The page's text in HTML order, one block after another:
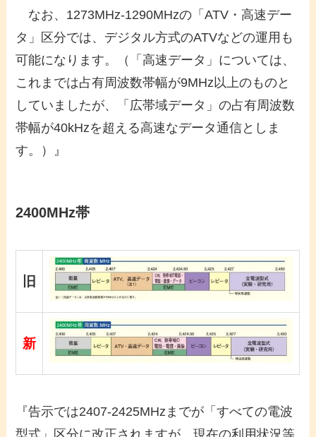
なお、1273MHz-1290MHzの「ATV・高速デー
タ」区分では、デジタル方式のATVなどの運用も
可能になります。（「高速データ」については、
これまでは占有周波数帯幅が9MHz以上のものと
していましたが、「広帯域データ」の占有周波数
帯幅が40kHzを超える高速なデータ通信としま
す。）』
2400MHz帯
旧
新
『告示では2407-2425MHzまでが「すべての電波